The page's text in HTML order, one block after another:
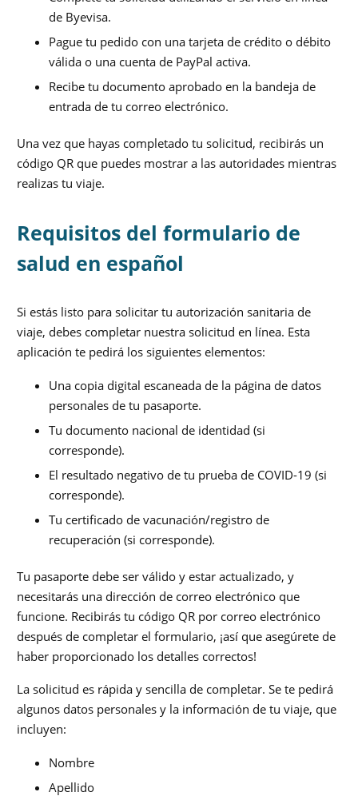
de Byevisa.
Pague tu pedido con una tarjeta de crédito o débito
válida o una cuenta de PayPal activa.
Recibe tu documento aprobado en la bandeja de
entrada de tu correo electrónico.
Una vez que hayas completado tu solicitud, recibirás un
código QR que puedes mostrar a las autoridades mientras
realizas tu viaje.
Requisitos del formulario de
salud en español
Si estás listo para solicitar tu autorización sanitaria de
viaje, debes completar nuestra solicitud en línea. Esta
aplicación te pedirá los siguientes elementos:
Una copia digital escaneada de la página de datos
personales de tu pasaporte.
Tu documento nacional de identidad (si
corresponde).
El resultado negativo de tu prueba de COVID-19 (si
corresponde).
Tu certificado de vacunación/registro de
recuperación (si corresponde).
Tu pasaporte debe ser válido y estar actualizado, y
necesitarás una dirección de correo electrónico que
funcione. Recibirás tu código QR por correo electrónico
después de completar el formulario, ¡así que asegúrete de
haber proporcionado los detalles correctos!
La solicitud es rápida y sencilla de completar. Se te pedirá
algunos datos personales y la información de tu viaje, que
incluyen:
Nombre
Apellido